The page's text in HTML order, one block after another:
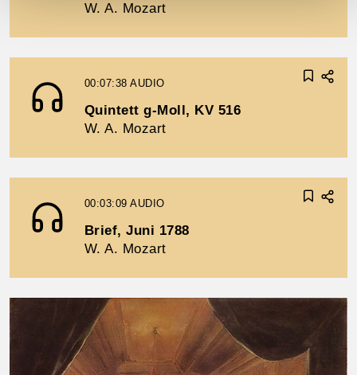
W. A. Mozart
00:07:38AUDIO
Quintett g-Moll, KV 516
W. A. Mozart
00:03:09AUDIO
Brief, Juni 1788
W. A. Mozart